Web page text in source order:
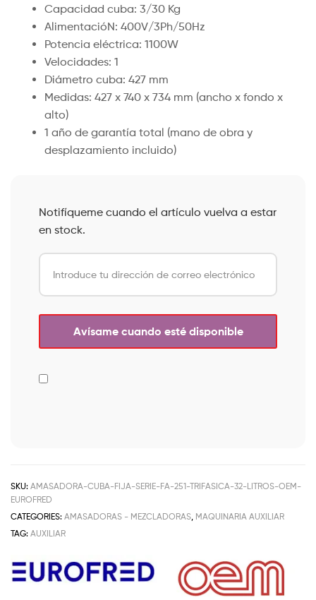
Capacidad cuba: 3/30 Kg
AlimentacióN: 400V/3Ph/50Hz
Potencia eléctrica: 1100W
Velocidades: 1
Diámetro cuba: 427 mm
Medidas: 427 x 740 x 734 mm (ancho x fondo x
alto)
1 año de garantía total (mano de obra y
desplazamiento incluido)
Notifíqueme cuando el artículo vuelva a estar
en stock.
SKU: AMASADORA-CUBA-FIJA-SERIE-FA-251-TRIFASICA-32-LITROS-OEM-
EUROFRED
CATEGORIES: AMASADORAS - MEZCLADORAS MAQUINARIA AUXILIAR
TAG: AUXILIAR